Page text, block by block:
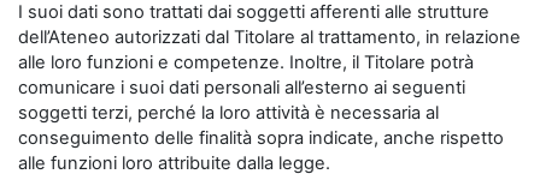
I suoi dati sono trattati dai soggetti afferenti alle strutture
dell’Ateneo autorizzati dal Titolare al trattamento, in relazione
alle loro funzioni e competenze. Inoltre, il Titolare potrà
comunicare i suoi dati personali all’esterno ai seguenti
soggetti terzi, perché la loro attività è necessaria al
conseguimento delle finalità sopra indicate, anche rispetto
alle funzioni loro attribuite dalla legge.